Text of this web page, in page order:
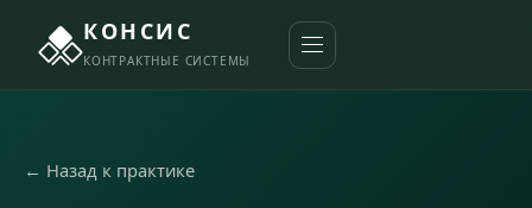
КОНСИС
КОНТРАКТНЫЕ СИСТЕМЫ
← Назад к практике